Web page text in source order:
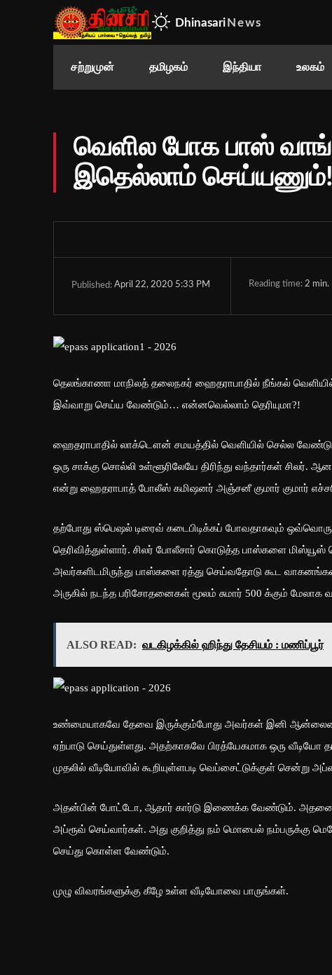
Dhinasari News
சற்றுமுன் தமிழகம் இந்தியா உலகம்
வெளில போக பாஸ்
இதெல்லாம் செய்யணும்!
Published: April 22, 2020 5:33 PM Reading time: 2 min.
தெலங்காணா மாநிலத் தலைநகர் ஹைதராபாதில் நீங்கல்
இவ்வாறு செய்ய வேண்டும்… என்னவெல்லாம் தெரியுமா?!
ஹைதராபாதில் லாக்டௌன் சமயத்தில் வெளியில் செல்ல
ஒரு சாக்கு சொல்லி உள்ளூரிலேயே திரிந்து வந்தார்கள்
என்று ஹைதராபாத் போலீஸ் கமிஷனர் அஞ்சனீ குமார் குமார்
தற்போது ஸ்பெஷல் டிரைவ் கடைபிடிக்கப் போவதாகவும்
தெரிவித்துள்ளார். சிலர் போலீசார் கொடுத்த பாஸ்களை
அவர்களிடமிருந்து பாஸ்களை ரத்து செய்வதோடு கூட
அருகில் நடந்த பரிசோதனைகள் மூலம் சுமார் 500 க்கும்
ALSO READ: வடகிழக்கில் ஹிந்து தேசியம் : மணிப்பூர்
உண்மையாகவே தேவை இருக்கும்போது அவர்கள் இனி
ஏற்பாடு செய்துள்ளது. அதற்காகவே பிரத்யேகமாக ஒரு
முதலில் வீடியோவில் கூறியுள்ளபடி வெப்சைட்டுக்குள் சென்று
அதன்பின் போட்டோ, ஆதார் கார்டு இணைக்க வேண்டும். அதனை
அப்ரூவ் செய்வார்கள். அது குறித்து நம் மொபைல் நம்பருக்கு
செய்து கொள்ள வேண்டும்.
முழு விவரங்களுக்கு கீழே உள்ள வீடியோவை பாருங்கள்.